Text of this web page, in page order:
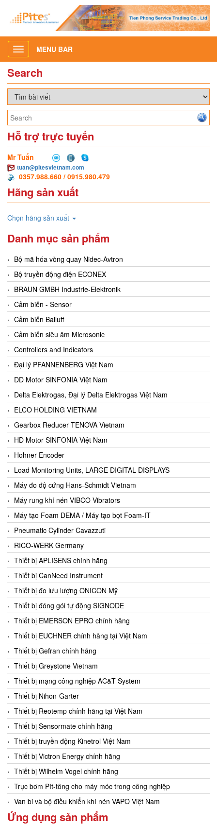
Toggle
navigation
MENU BAR
Search
Hỗ trợ trực tuyến
Mr Tuấn
tuan@pitesvietnam.com
0357.988.660 / 0915.980.479
Hãng sản xuất
Chọn hãng sản xuất
Danh mục sản phẩm
Bộ mã hóa vòng quay Nidec-Avtron
Bộ truyền động điện ECONEX
BRAUN GMBH Industrie-Elektronik
Cảm biến - Sensor
Cảm biến Balluff
Cảm biến siêu âm Microsonic
Controllers and Indicators
Đại lý PFANNENBERG Việt Nam
DD Motor SINFONIA Việt Nam
Delta Elektrogas, Đại lý Delta Elektrogas Việt Nam
ELCO HOLDING VIETNAM
Gearbox Reducer TENOVA Vietnam
HD Motor SINFONIA Việt Nam
Hohner Encoder
Load Monitoring Units, LARGE DIGITAL DISPLAYS
Máy đo độ cứng Hans-Schmidt Vietnam
Máy rung khí nén VIBCO Vibrators
Máy tạo Foam DEMA / Máy tạo bọt Foam-IT
Pneumatic Cylinder Cavazzuti
RICO-WERK Germany
Thiết bị APLISENS chính hãng
Thiết bị CanNeed Instrument
Thiết bị đo lưu lượng ONICON Mỹ
Thiết bị đóng gói tự động SIGNODE
Thiết bị EMERSON EPRO chính hãng
Thiết bị EUCHNER chính hãng tại Việt Nam
Thiết bị Gefran chính hãng
Thiết bị Greystone Vietnam
Thiết bị mạng công nghiệp AC&T System
Thiết bị Nihon-Garter
Thiết bị Reotemp chính hãng tại Việt Nam
Thiết bị Sensormate chính hãng
Thiết bị truyền động Kinetrol Việt Nam
Thiết bị Victron Energy chính hãng
Thiết bị Wilhelm Vogel chính hãng
Trục bơm Pít-tông cho máy móc trong công nghiệp
Van bi và bộ điều khiển khí nén VAPO Việt Nam
Ứng dụng sản phẩm